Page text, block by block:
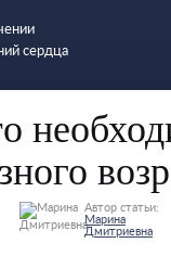
сердца
Автор статьи:
Марина
Дмитриевна